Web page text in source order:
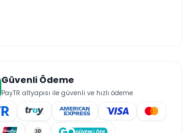
Güvenli Ödeme
PayTR altyapısı ile güvenli ve hızlı ödeme